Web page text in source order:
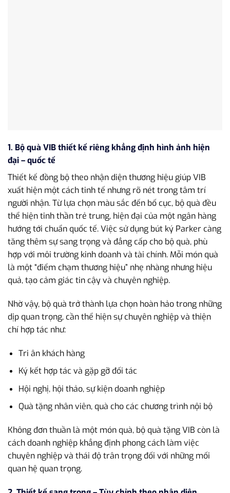
1. Bộ quà VIB thiết kế riêng khẳng định hình ảnh hiện
đại – quốc tế
Thiết kế đồng bộ theo nhận diện thương hiệu giúp VIB
xuất hiện một cách tinh tế nhưng rõ nét trong tâm trí
người nhận. Từ lựa chọn màu sắc đến bố cục, bộ quà đều
thể hiện tinh thần trẻ trung, hiện đại của một ngân hàng
hướng tới chuẩn quốc tế. Việc sử dụng bút ký Parker càng
tăng thêm sự sang trọng và đẳng cấp cho bộ quà, phù
hợp với môi trường kinh doanh và tài chính. Mỗi món quà
là một “điểm chạm thương hiệu” nhẹ nhàng nhưng hiệu
quả, tạo cảm giác tin cậy và chuyên nghiệp.
Nhờ vậy, bộ quà trở thành lựa chọn hoàn hảo trong những
dịp quan trọng, cần thể hiện sự chuyên nghiệp và thiện
chí hợp tác như:
Tri ân khách hàng
Ký kết hợp tác và gặp gỡ đối tác
Hội nghị, hội thảo, sự kiện doanh nghiệp
Quà tặng nhân viên, quà cho các chương trình nội bộ
Không đơn thuần là một món quà, bộ quà tặng VIB còn là
cách doanh nghiệp khẳng định phong cách làm việc
chuyên nghiệp và thái độ trân trọng đối với những mối
quan hệ quan trọng.